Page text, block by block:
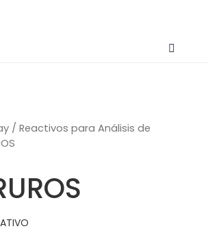
/Reactivos para Análisis de